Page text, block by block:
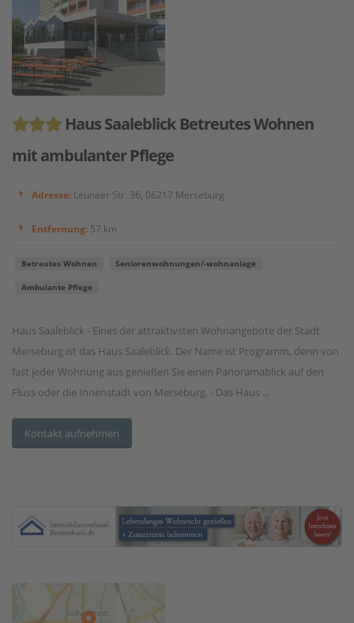
Haus Saaleblick Betreutes Wohnen
mit ambulanter Pflege
Adresse: Leunaer Str. 36, 06217 Merseburg
Entfernung: 57 km
Betreutes Wohnen Seniorenwohnungen/-wohnanlage
Ambulante Pflege
Haus Saaleblick - Eines der attraktivsten Wohnangebote der Stadt
Merseburg ist das Haus Saaleblick. Der Name ist Programm, denn von
fast jeder Wohnung aus genießen Sie einen Panoramablick auf den
Fluss oder die Innenstadt von Merseburg. - Das Haus ...
Kontakt aufnehmen